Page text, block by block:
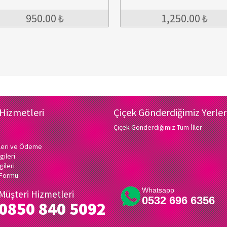
950.00 ₺ 1,250.00 ₺
ve Ödeme
Çiçek Gönderdiğimiz Yerler
Çiçek Gönderdiğimiz Tüm İller
Hizmetleri
840 5092
Whatsapp
0532 696 6356